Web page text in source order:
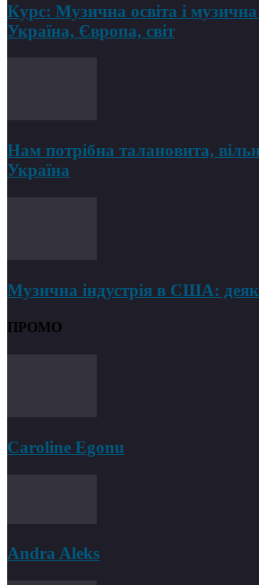
Курс: Музична освіта і музична
Україна, Європа, світ
Нам потрібна талановита,
Україна
Музична індустрія в США:
ПРОМО
Caroline Egonu
Andra Aleks